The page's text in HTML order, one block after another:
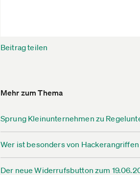
Beitrag teilen
Mehr zum Thema
Sprung Kleinunternehmen zu
Wer ist besonders von
Der neue Widerrufsbutton zum